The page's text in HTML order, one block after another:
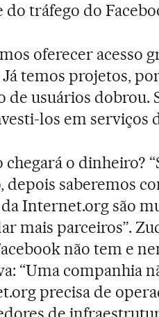
do tráfego do
oferecer acesso
temos projetos,
de usuários dobrou.
los em serviços
chegará o dinheiro?
depois saberemos
Internet.org são
mais parceiros”.
não tem e
“Uma companhia
precisa de